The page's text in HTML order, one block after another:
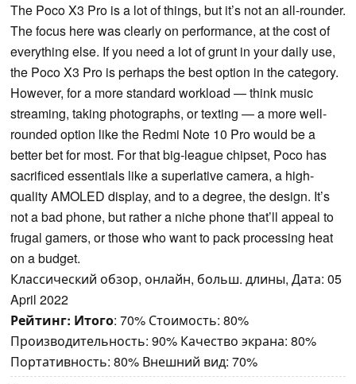
The Poco X3 Pro is a lot of things, but it’s not an all-rounder.
The focus here was clearly on performance, at the cost of
everything else. If you need a lot of grunt in your daily use,
the Poco X3 Pro is perhaps the best option in the category.
However, for a more standard workload — think music
streaming, taking photographs, or texting — a more well-
rounded option like the Redmi Note 10 Pro would be a
better bet for most. For that big-league chipset, Poco has
sacrificed essentials like a superlative camera, a high-
quality AMOLED display, and to a degree, the design. It’s
not a bad phone, but rather a niche phone that’ll appeal to
frugal gamers, or those who want to pack processing heat
on a budget.
Классический обзор, онлайн, больш. длины, Дата: 05
April 2022
Рейтинг: Итого: 70% Стоимость: 80%
Производительность: 90% Качество экрана: 80%
Портативность: 80% Внешний вид: 70%